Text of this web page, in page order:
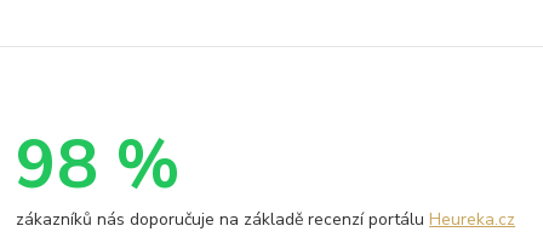
98 %
zákazníků nás doporučuje na základě recenzí portáluHeureka.cz